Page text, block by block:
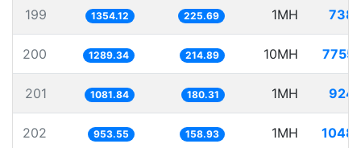
199 1354.12 225.69 1MH
200 1289.34 214.89 10MH
201 1081.84 180.31 1MH
202 953.55 158.93 1MH